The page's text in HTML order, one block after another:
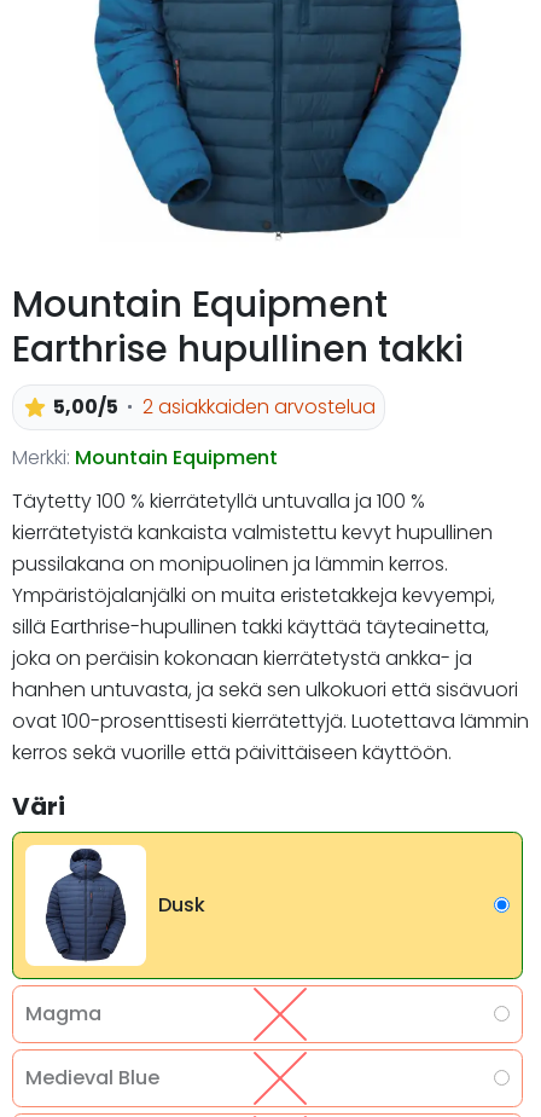
Mountain Equipment
Earthrise hupullinen takki
5,00/5
2 asiakkaiden arvostelua
Merkki: Mountain Equipment
Täytetty 100 % kierrätetyllä untuvalla ja 100 %
kierrätetyistä kankaista valmistettu kevyt hupullinen
pussilakana on monipuolinen ja lämmin kerros.
Ympäristöjalanjälki on muita eristetakkeja kevyempi,
sillä Earthrise-hupullinen takki käyttää täyteainetta,
joka on peräisin kokonaan kierrätetystä ankka- ja
hanhen untuvasta, ja sekä sen ulkokuori että sisävuori
ovat 100-prosenttisesti kierrätettyjä. Luotettava lämmin
kerros sekä vuorille että päivittäiseen käyttöön.
Väri
Dusk
Magma
Medieval Blue